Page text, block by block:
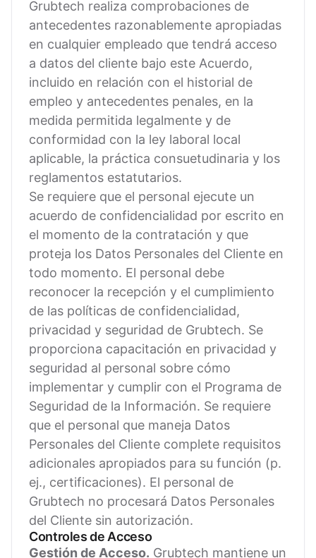
Grubtech realiza comprobaciones de
antecedentes razonablemente apropiadas
en cualquier empleado que tendrá acceso
a datos del cliente bajo este Acuerdo,
incluido en relación con el historial de
empleo y antecedentes penales, en la
medida permitida legalmente y de
conformidad con la ley laboral local
aplicable, la práctica consuetudinaria y los
reglamentos estatutarios.
Se requiere que el personal ejecute un
acuerdo de confidencialidad por escrito en
el momento de la contratación y que
proteja los Datos Personales del Cliente en
todo momento. El personal debe
reconocer la recepción y el cumplimiento
de las políticas de confidencialidad,
privacidad y seguridad de Grubtech. Se
proporciona capacitación en privacidad y
seguridad al personal sobre cómo
implementar y cumplir con el Programa de
Seguridad de la Información. Se requiere
que el personal que maneja Datos
Personales del Cliente complete requisitos
adicionales apropiados para su función (p.
ej., certificaciones). El personal de
Grubtech no procesará Datos Personales
del Cliente sin autorización.
Controles de Acceso
Gestión de Acceso. Grubtech mantiene un